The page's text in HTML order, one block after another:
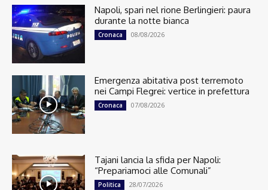
Napoli, spari nel rione Berlingieri: paura
durante la notte bianca
Cronaca 08/08/2026
Emergenza abitativa post terremoto
nei Campi Flegrei: vertice in prefettura
Cronaca 07/08/2026
Tajani lancia la sfida per Napoli:
“Prepariamoci alle Comunali”
Politica 28/07/2026